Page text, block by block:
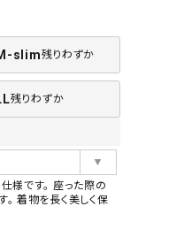
slim残りわずか
残りわずか
様です。 座った際の
着物を長く美しく保